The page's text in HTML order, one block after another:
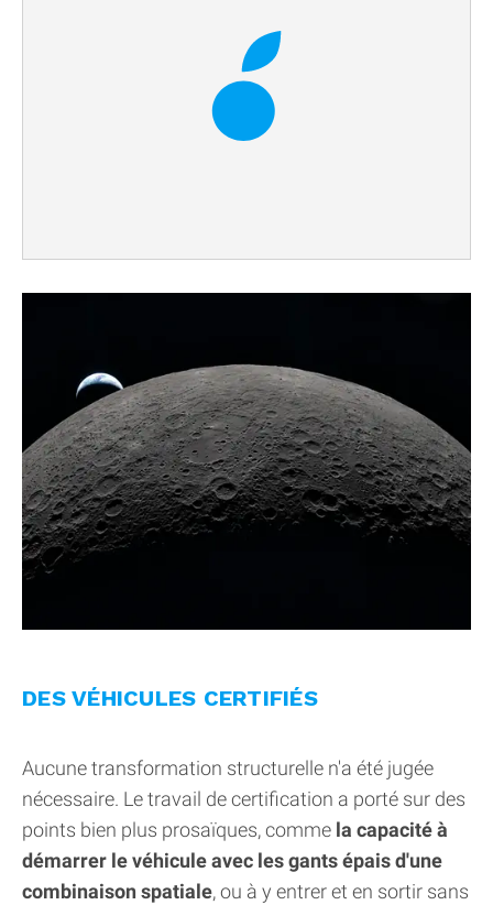
DES VÉHICULES CERTIFIÉS
Aucune transformation structurelle n'a été jugée
nécessaire. Le travail de certification a porté sur des
points bien plus prosaïques, comme la capacité à
démarrer le véhicule avec les gants épais d'une
combinaison spatiale, ou à y entrer et en sortir sans